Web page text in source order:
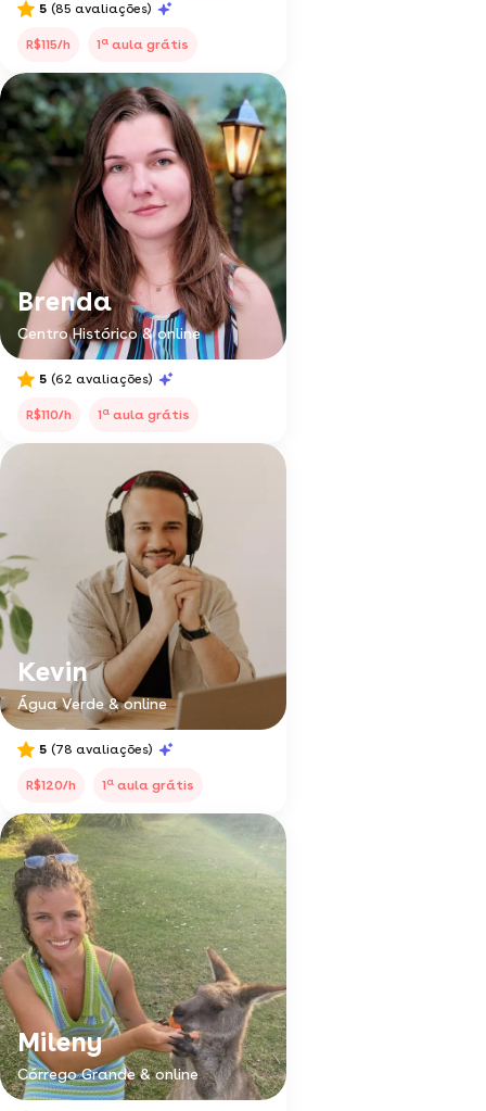
5 (85 avaliações)
R$115/h 1a aula grátis
Brenda
Centro Histórico & online
5 (62 avaliações)
R$110/h 1a aula grátis
Kevin
Água Verde & online
5 (78 avaliações)
R$120/h 1a aula grátis
Mileny
Córrego Grande & online